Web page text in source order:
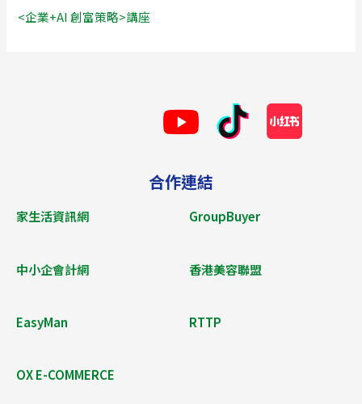
<企業+AI 創富策略>講座
合作連結
家生活資訊網 GroupBuyer
中小企會計網 香港美容聯盟
EasyMan RTTP
OX E-COMMERCE